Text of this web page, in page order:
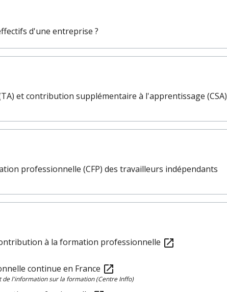
d'une entreprise ?
et contribution supplémentaire à l'apprentissage (CSA)
professionnelle (CFP) des travailleurs indépendants
à la formation professionnelle open_in_new
continue en France open_in_new
de l'information sur la formation (Centre Inffo)